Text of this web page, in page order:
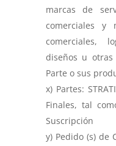
marcas de
comerciales y
comerciales,
diseños u
Parte o sus
Partes:
Finales, tal
Suscripción
Pedido (s) de